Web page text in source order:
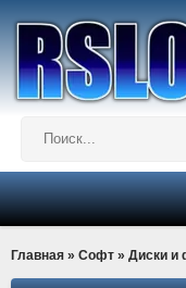
Главная » Софт » Диски и